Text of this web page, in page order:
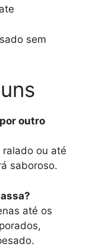
sem
outro
ralado ou até
saboroso.
até os